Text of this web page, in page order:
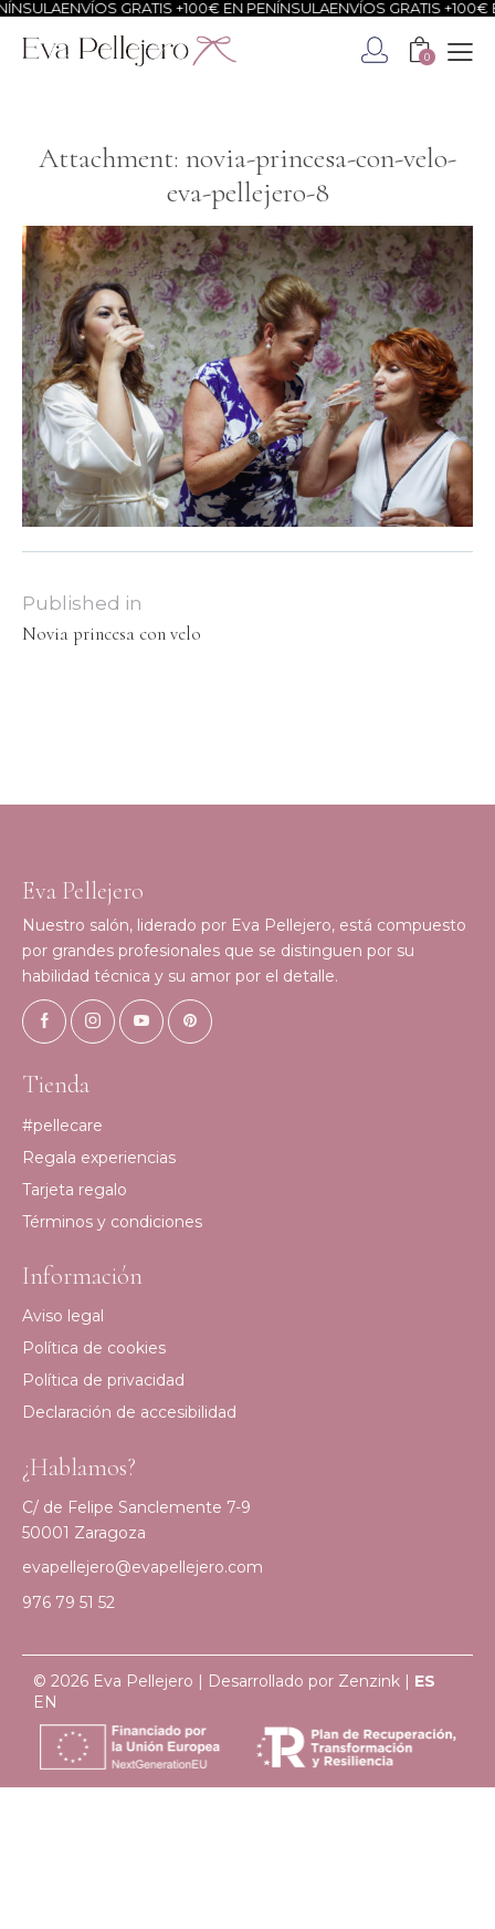
ENVÍOS GRATIS +100€ EN PENÍNSULAENVÍOS GRATIS +100€
0
Attachment: novia-princesa-con-velo-
eva-pellejero-8
Published in
Novia princesa con velo
Eva Pellejero
Nuestro salón, liderado por Eva Pellejero, está compuesto
por grandes profesionales que se distinguen por su
habilidad técnica y su amor por el detalle.
Tienda
#pellecare
Regala experiencias
Tarjeta regalo
Términos y condiciones
Información
Aviso legal
Política de cookies
Política de privacidad
Declaración de accesibilidad
¿Hablamos?
C/ de Felipe Sanclemente 7-9
50001 Zaragoza
evapellejero@evapellejero.com
976 79 51 52
© 2026 Eva Pellejero | Desarrollado por Zenzink | ES
EN